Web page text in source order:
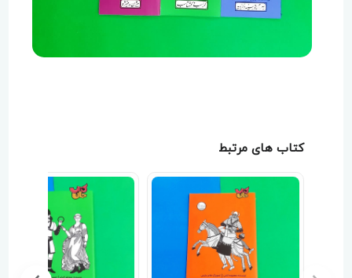
کتاب های مرتبط